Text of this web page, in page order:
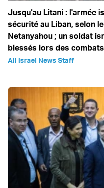
Jusqu'au Litani : l'armée
sécurité au Liban, selon
Netanyahou ; un soldat
blessés lors des combats
All Israel News Staff